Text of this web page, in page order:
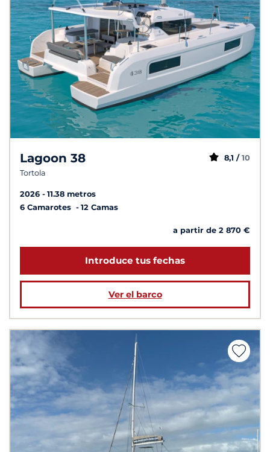
Lagoon 38
Tortola
8,1 / 10
2026
11.38 metros
6 Camarotes
12 Camas
a partir de 2 870 €
Introduce tus fechas
Ver el barco